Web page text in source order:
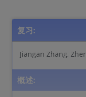
复习:
Jiangan Zhang,
概述: